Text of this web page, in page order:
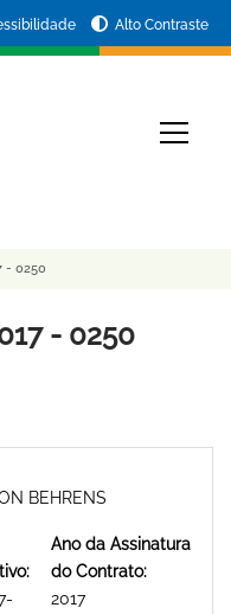
Alto Contraste
- 0250
- 0250
BEHRENS
Ano da Assinatura
do Contrato:
2017